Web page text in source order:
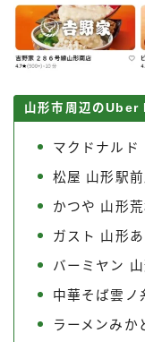
山形市周辺のUber
マクドナルド
松屋 山形駅前
かつや 山形
ガスト 山形
バーミヤン
中華そば雲ノ
ラーメンみか